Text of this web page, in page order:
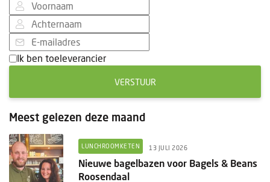
Ik ben toeleverancier
VERSTUUR
Meest gelezen deze maand
LUNCHROOMKETEN 13 JULI 2026
Nieuwe bagelbazen voor Bagels & Beans
Roosendaal